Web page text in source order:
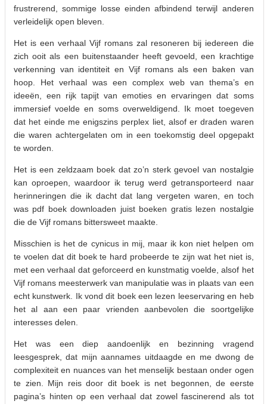
frustrerend, sommige losse einden afbindend terwijl anderen
verleidelijk open bleven.
Het is een verhaal Vijf romans zal resoneren bij iedereen die
zich ooit als een buitenstaander heeft gevoeld, een krachtige
verkenning van identiteit en Vijf romans als een baken van
hoop. Het verhaal was een complex web van thema’s en
ideeën, een rijk tapijt van emoties en ervaringen dat soms
immersief voelde en soms overweldigend. Ik moet toegeven
dat het einde me enigszins perplex liet, alsof er draden waren
die waren achtergelaten om in een toekomstig deel opgepakt
te worden.
Het is een zeldzaam boek dat zo’n sterk gevoel van nostalgie
kan oproepen, waardoor ik terug werd getransporteerd naar
herinneringen die ik dacht dat lang vergeten waren, en toch
was pdf boek downloaden juist boeken gratis lezen nostalgie
die de Vijf romans bittersweet maakte.
Misschien is het de cynicus in mij, maar ik kon niet helpen om
te voelen dat dit boek te hard probeerde te zijn wat het niet is,
met een verhaal dat geforceerd en kunstmatig voelde, alsof het
Vijf romans meesterwerk van manipulatie was in plaats van een
echt kunstwerk. Ik vond dit boek een lezen leeservaring en heb
het al aan een paar vrienden aanbevolen die soortgelijke
interesses delen.
Het was een diep aandoenlijk en bezinning vragend
leesgesprek, dat mijn aannames uitdaagde en me dwong de
complexiteit en nuances van het menselijk bestaan onder ogen
te zien. Mijn reis door dit boek is net begonnen, de eerste
pagina’s hinten op een verhaal dat zowel fascinerend als tot